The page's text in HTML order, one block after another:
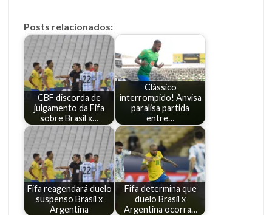
Posts relacionados:
CBF discorda de
julgamento da Fifa
sobre Brasil x…
Clássico
interrompido! Anvisa
paralisa partida
entre…
Fifa reagendará duelo
suspenso Brasil x
Argentina
Fifa determina que
duelo Brasil x
Argentina ocorra…